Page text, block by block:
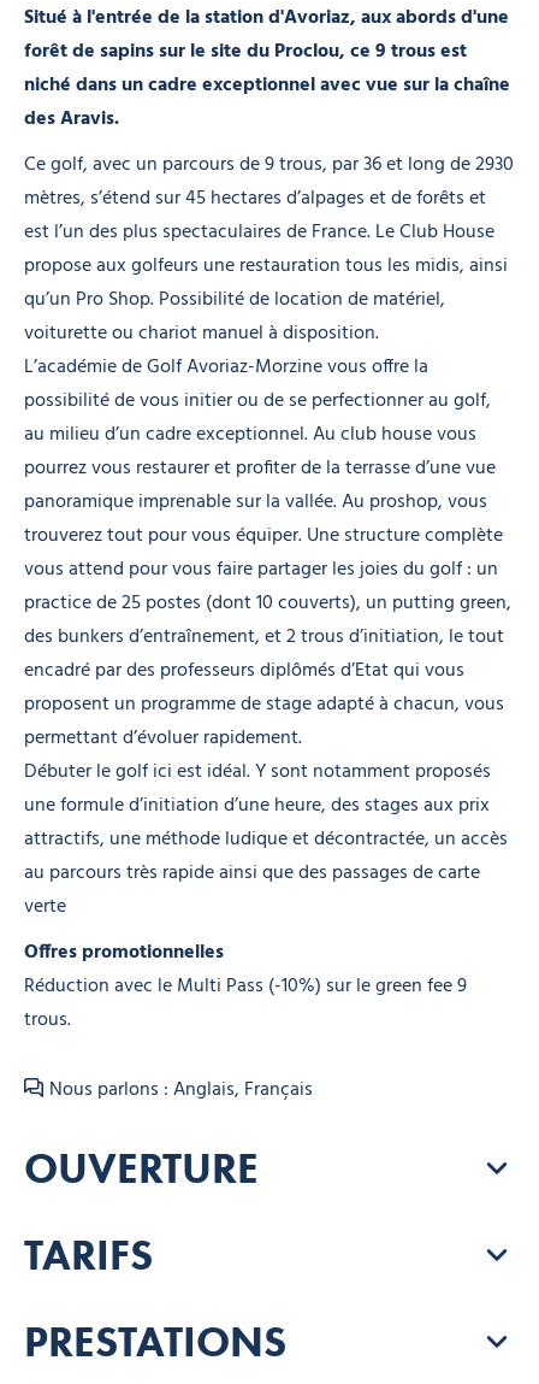
Situé à l'entrée de la station d'Avoriaz, aux abords d'une
forêt de sapins sur le site du Proclou, ce 9 trous est
niché dans un cadre exceptionnel avec vue sur la chaîne
des Aravis.
Ce golf, avec un parcours de 9 trous, par 36 et long de 2930
mètres, s’étend sur 45 hectares d’alpages et de forêts et
est l’un des plus spectaculaires de France. Le Club House
propose aux golfeurs une restauration tous les midis, ainsi
qu’un Pro Shop. Possibilité de location de matériel,
voiturette ou chariot manuel à disposition.
L’académie de Golf Avoriaz-Morzine vous offre la
possibilité de vous initier ou de se perfectionner au golf,
au milieu d’un cadre exceptionnel. Au club house vous
pourrez vous restaurer et profiter de la terrasse d’une vue
panoramique imprenable sur la vallée. Au proshop, vous
trouverez tout pour vous équiper. Une structure complète
vous attend pour vous faire partager les joies du golf : un
practice de 25 postes (dont 10 couverts), un putting green,
des bunkers d’entraînement, et 2 trous d’initiation, le tout
encadré par des professeurs diplômés d’Etat qui vous
proposent un programme de stage adapté à chacun, vous
permettant d’évoluer rapidement.
Débuter le golf ici est idéal. Y sont notamment proposés
une formule d’initiation d’une heure, des stages aux prix
attractifs, une méthode ludique et décontractée, un accès
au parcours très rapide ainsi que des passages de carte
verte
Offres promotionnelles
Réduction avec le Multi Pass (-10%) sur le green fee 9
trous.
Nous parlons : Anglais, Français
OUVERTURE
TARIFS
PRESTATIONS